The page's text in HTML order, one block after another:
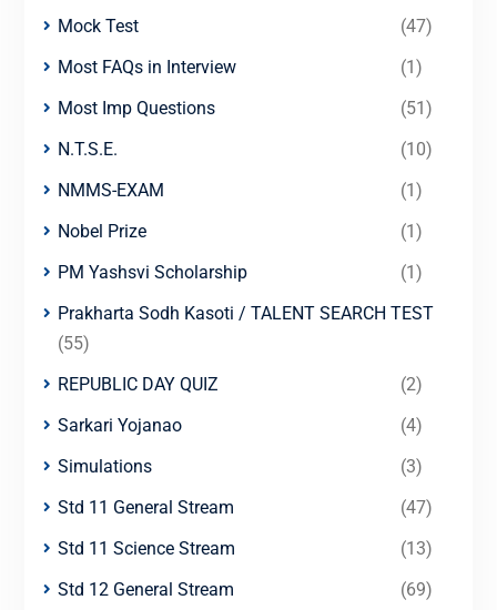
Mock Test
(47)
Most FAQs in Interview
(1)
Most Imp Questions
(51)
N.T.S.E.
(10)
NMMS-EXAM
(1)
Nobel Prize
(1)
PM Yashsvi Scholarship
(1)
Prakharta Sodh Kasoti / TALENT SEARCH TEST
(55)
REPUBLIC DAY QUIZ
(2)
Sarkari Yojanao
(4)
Simulations
(3)
Std 11 General Stream
(47)
Std 11 Science Stream
(13)
Std 12 General Stream
(69)